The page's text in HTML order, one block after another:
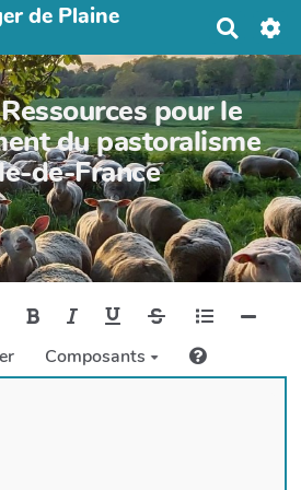
de Plaine
h
e
r
c
h
e
r
pour le
du pastoralisme
de-France
Composants